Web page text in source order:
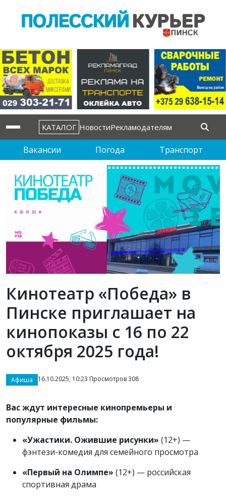
КАТАЛОГ НовостиРекламодателям
Вакансии Погода Транспорт
Кинотеатр «Победа» в
Пинске приглашает на
кинопоказы с 16 по 22
октября 2025 года!
Афиша 16.10.2025, 10:23 Просмотров 308
Вас ждут интересные кинопремьеры и
популярные фильмы:
«Ужастики. Ожившие рисунки» (12+) —
фэнтези-комедия для семейного просмотра
«Первый на Олимпе» (12+) — российская
спортивная драма